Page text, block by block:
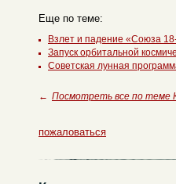
Еще по теме:
Взлет и падение «Союза
Запуск орбитальной
Советская лунная
← Посмотреть все по теме
пожаловаться